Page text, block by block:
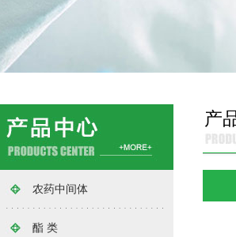
农药中间体
酯 类
产